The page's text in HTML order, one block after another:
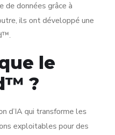
de données grâce à
ils ont développé une
le
?
d’IA qui transforme les
exploitables pour des